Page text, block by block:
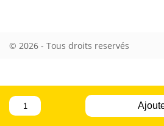
quantité
de
7
© 2026 - Tous droits reservés